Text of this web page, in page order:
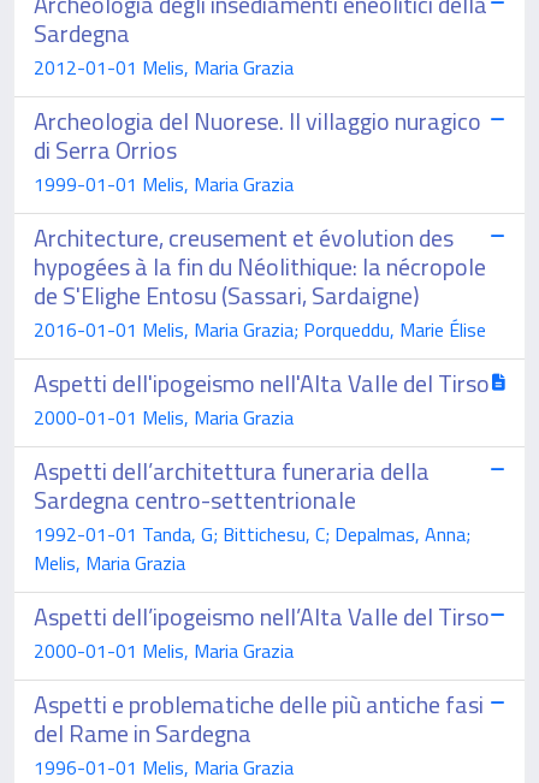
Sardegna
2012-01-01 Melis, Maria Grazia
Archeologia del Nuorese. Il villaggio nuragico
di Serra Orrios
1999-01-01 Melis, Maria Grazia
Architecture, creusement et évolution des
hypogées à la fin du Néolithique: la nécropole
de S'Elighe Entosu (Sassari, Sardaigne)
2016-01-01 Melis, Maria Grazia; Porqueddu, Marie Élise
Aspetti dell'ipogeismo nell'Alta Valle del Tirso
2000-01-01 Melis, Maria Grazia
Aspetti dell’architettura funeraria della
Sardegna centro-settentrionale
1992-01-01 Tanda, G; Bittichesu, C; Depalmas, Anna;
Melis, Maria Grazia
Aspetti dell’ipogeismo nell’Alta Valle del Tirso
2000-01-01 Melis, Maria Grazia
Aspetti e problematiche delle più antiche fasi
del Rame in Sardegna
1996-01-01 Melis, Maria Grazia